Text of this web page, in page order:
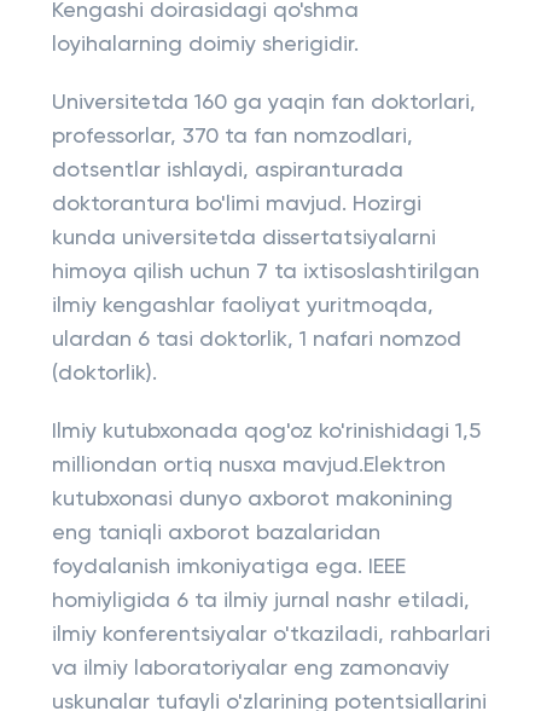
Kengashi doirasidagi qo'shma
loyihalarning doimiy sherigidir.
Universitetda 160 ga yaqin fan doktorlari,
professorlar, 370 ta fan nomzodlari,
dotsentlar ishlaydi, aspiranturada
doktorantura bo'limi mavjud. Hozirgi
kunda universitetda dissertatsiyalarni
himoya qilish uchun 7 ta ixtisoslashtirilgan
ilmiy kengashlar faoliyat yuritmoqda,
ulardan 6 tasi doktorlik, 1 nafari nomzod
(doktorlik).
Ilmiy kutubxonada qog'oz ko'rinishidagi 1,5
milliondan ortiq nusxa mavjud.Elektron
kutubxonasi dunyo axborot makonining
eng taniqli axborot bazalaridan
foydalanish imkoniyatiga ega. IEEE
homiyligida 6 ta ilmiy jurnal nashr etiladi,
ilmiy konferentsiyalar o'tkaziladi, rahbarlari
va ilmiy laboratoriyalar eng zamonaviy
uskunalar tufayli o'zlarining potentsiallarini